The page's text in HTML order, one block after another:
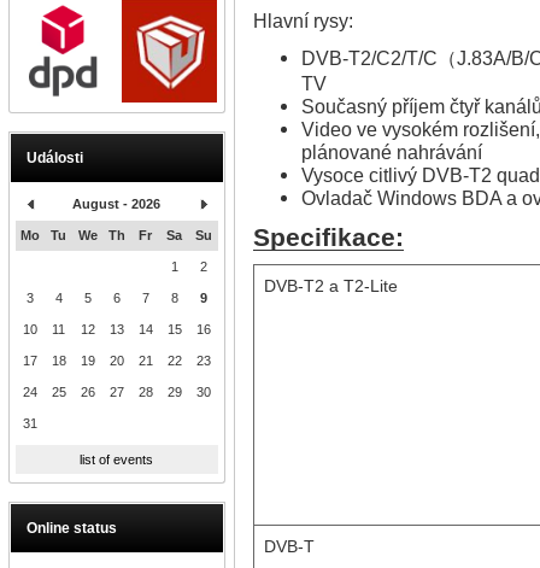
Události
August - 2026
Mo Tu We Th Fr Sa Su
1 2
3 4 5 6 7 8 9
10 11 12 13 14 15 16
17 18 19 20 21 22 23
24 25 26 27 28 29 30
31
list of events
Online status
Hlavní rysy:
DVB-T2/C2/T/C（J.83A/B/
TV
Současný příjem čtyř
Video ve vysokém
plánované nahrávání
Vysoce citlivý DVB-T2
Ovladač Windows BDA a
Specifikace:
DVB-T2 a T2-Lite
DVB-T